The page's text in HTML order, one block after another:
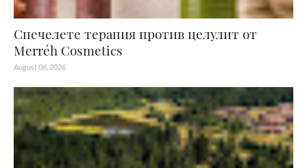
Спечелете терапия против целулит от
Merréh Cosmetics
August 06, 2026